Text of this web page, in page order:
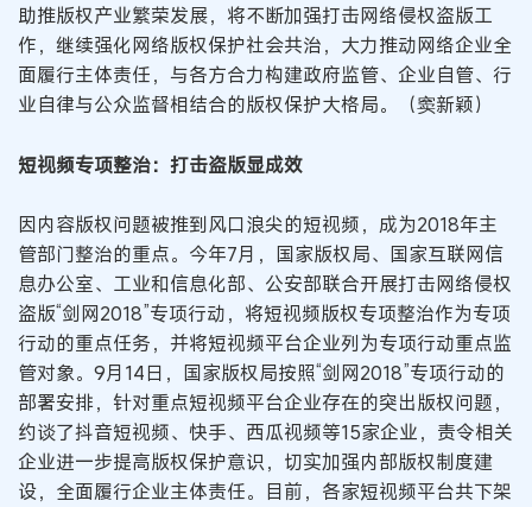
助推版权产业繁荣发展，将不断加强打击网络侵权盗版工
作，继续强化网络版权保护社会共治，大力推动网络企业全
面履行主体责任，与各方合力构建政府监管、企业自管、行
业自律与公众监督相结合的版权保护大格局。（窦新颖）
短视频专项整治：打击盗版显成效
因内容版权问题被推到风口浪尖的短视频，成为2018年主
管部门整治的重点。今年7月，国家版权局、国家互联网信
息办公室、工业和信息化部、公安部联合开展打击网络侵权
盗版“剑网2018”专项行动，将短视频版权专项整治作为专项
行动的重点任务，并将短视频平台企业列为专项行动重点监
管对象。9月14日，国家版权局按照“剑网2018”专项行动的
部署安排，针对重点短视频平台企业存在的突出版权问题，
约谈了抖音短视频、快手、西瓜视频等15家企业，责令相关
企业进一步提高版权保护意识，切实加强内部版权制度建
设，全面履行企业主体责任。目前，各家短视频平台共下架